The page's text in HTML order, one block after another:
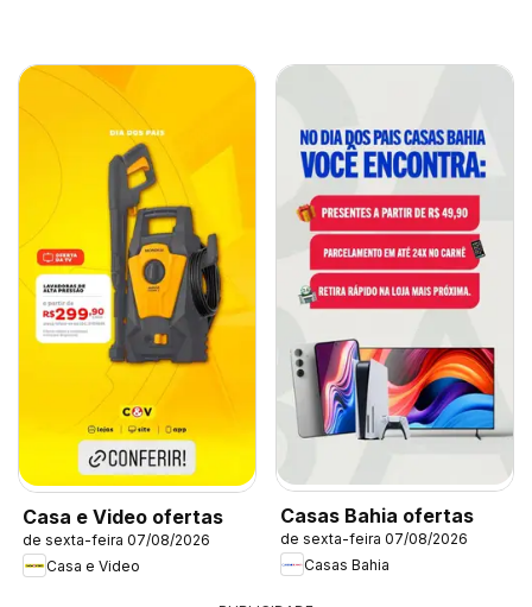
Casa e Video ofertas
de sexta-feira 07/08/2026
Casa e Video
Casas Bahia ofertas
de sexta-feira 07/08/2026
Casas Bahia